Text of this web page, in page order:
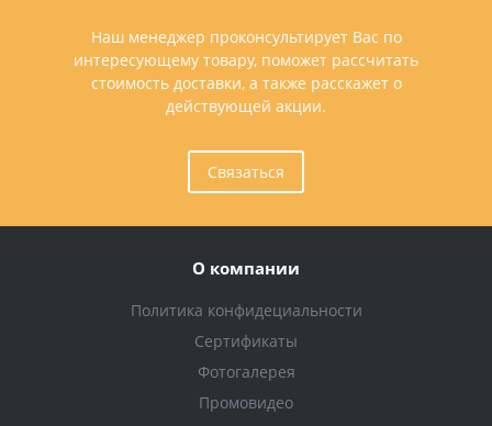
Наш менеджер проконсультирует Вас по
интересующему товару, поможет рассчитать
стоимость доставки, а также расскажет о
действующей акции.
Связаться
О компании
Политика конфидециальности
Сертификаты
Фотогалерея
Промовидео